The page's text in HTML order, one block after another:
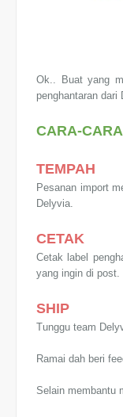
Ok.. Buat yang
penghantaran
CARA-CARA
TEMPAH
Pesanan import
Delyvia.
CETAK
Cetak label
yang ingin di post.
SHIP
Tunggu team
Ramai dah beri
Selain membantu